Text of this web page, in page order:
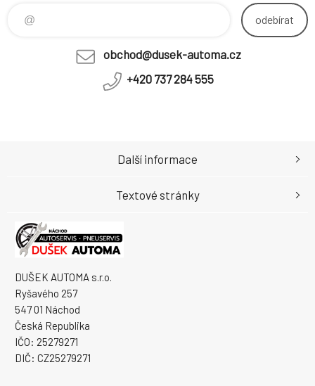
odebírat
obchod@dusek-automa.cz
+420 737 284 555
DUŠEK AUTOMA s.r.o.
Ryšavého 257
547 01 Náchod
Česká Republika
IČO: 25279271
DIČ: CZ25279271
Další informace
Textové stránky